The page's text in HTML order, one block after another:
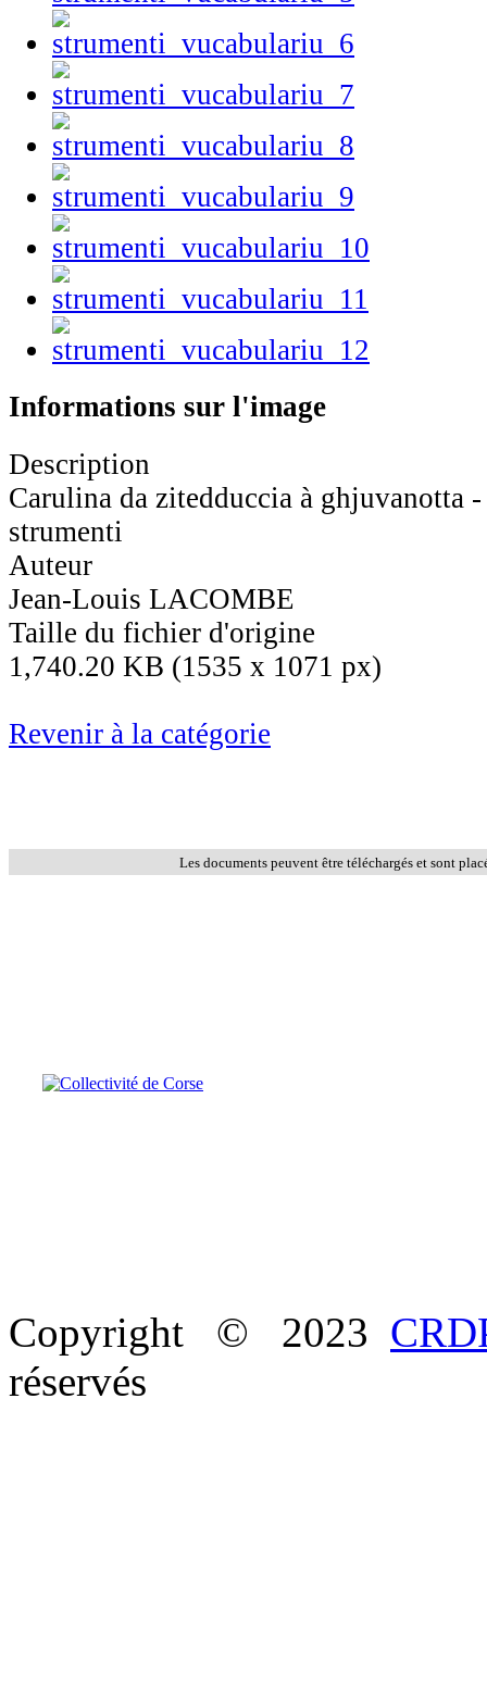
Informations sur l'image
Description
Carulina da zitedduccia à ghjuvanotta
strumenti
Auteur
Jean-Louis LACOMBE
Taille du fichier d'origine
1,740.20 KB (1535 x 1071 px)
Revenir à la catégorie
Les documents peuvent être téléchargés et sont
Copyright © 2023
réservés